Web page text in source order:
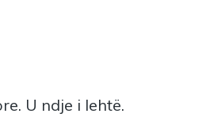
U ndje i lehtë.